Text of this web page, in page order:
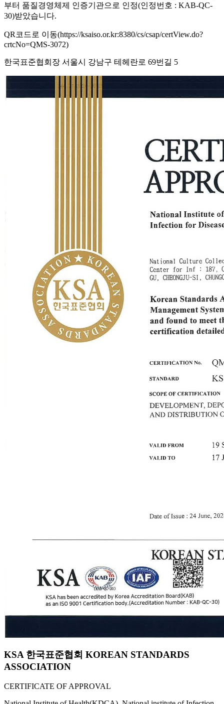
부터 품질경영체제 인증기관으로 인정(인정번호 : KAB-QC-
30)받았습니다.
QR코드로 이동(https://ksaiso.or.kr:8380/cs/csap/certView.do?
crtcNo=QMS-3072)
한국표준협회장 서울시 강남구 테헤란로 69번길 5
KSA 한국표준협회 KOREAN STANDARDS
ASSOCIATION
CERTIFICATE OF APPROVAL